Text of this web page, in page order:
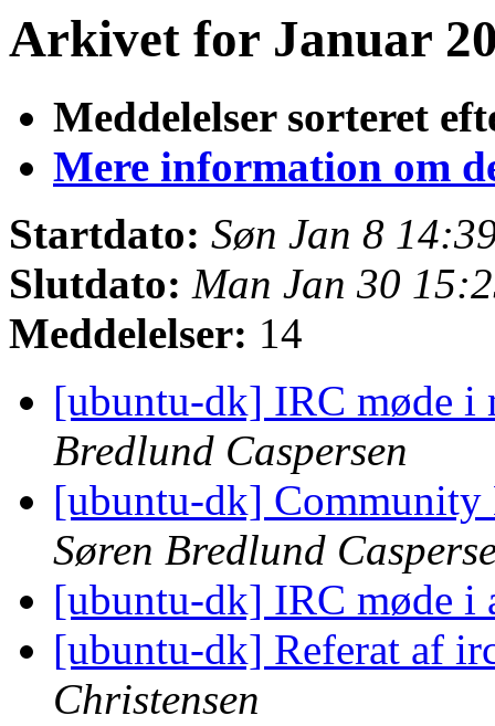
Arkivet for Januar
Meddelelser sorteret
Mere information om
Startdato: Søn Jan 8
Slutdato: Man Jan 30
Meddelelser: 14
[ubuntu-dk] IRC møde i
Bredlund Caspersen
[ubuntu-dk] Community
Søren Bredlund
[ubuntu-dk] IRC møde i
[ubuntu-dk] Referat af
Christensen